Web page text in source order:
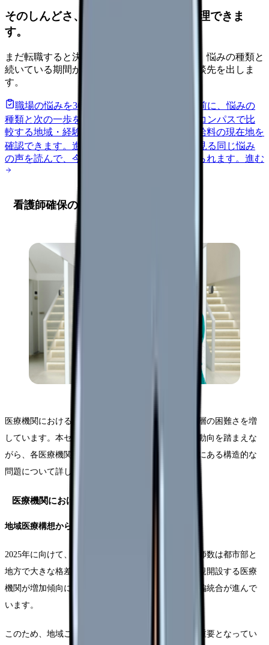
そのしんどさ、転職すべきサインか整理できま
す。
まだ転職すると決めていなくても大丈夫です。悩みの種類と
続いている期間から、次に見るべき記事と相談先を出しま
す。
職場の悩みを30秒で診断
辞めるべきか迷う前に、悩みの
種類と次の一歩を整理します。
給料コンパスで比
較する地域・経験年数・施設形態から、今の給料の現在地を
確認できます。 進む 匿名掲示板で本音を見る 同じ悩み
の声を読んで、今の職場だけの問題か確かめられます。 進む
看護師確保の現状分析と課題
医療機関における看護師確保は、2025年を目前に一層の困難さを増
しています。本セクションでは、現在の採用市場の動向を踏まえな
がら、各医療機関が直面している課題と、その背景にある構造的な
問題について詳しく解説していきます。
医療機関における人材需要の実態
地域医療構想からみる必要看護師数
2025年に向けて、地域医療構想の実現に必要な看護師数は都市部と
地方で大きな格差が生じています。大都市圏では新規開設する医療
機関が増加傾向にある一方、地方では医療機関の再編統合が進んで
います。
このため、地域ごとの需要予測を適切に行うことが重要となってい